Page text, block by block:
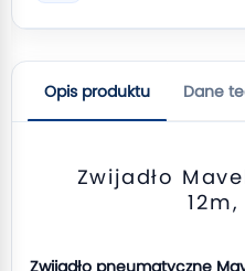
Opis produktu Dane
Zwijadło
Zwijadło pneumatyczne